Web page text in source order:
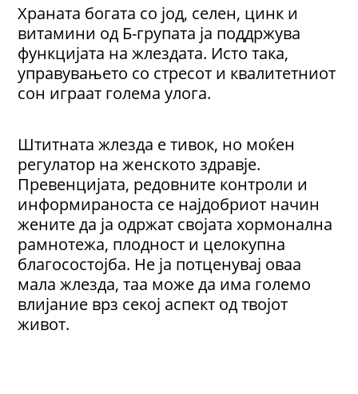
Храната богата со јод, селен, цинк и
витамини од Б-групата ја поддржува
функцијата на жлездата. Исто така,
управувањето со стресот и квалитетниот
сон играат голема улога.
Штитната жлезда е тивок, но моќен
регулатор на женското здравје.
Превенцијата, редовните контроли и
информираноста се најдобриот начин
жените да ја одржат својата хормонална
рамнотежа, плодност и целокупна
благосостојба. Не ја потценувај оваа
мала жлезда, таа може да има големо
влијание врз секој аспект од твојот
живот.